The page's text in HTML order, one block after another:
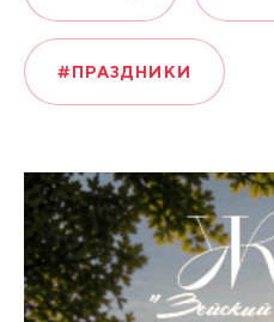
#ПРАЗДНИКИ